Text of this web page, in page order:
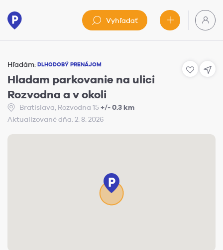
Vyhľadať
Hľadám: DLHODOBÝ PRENÁJOM
Hladam parkovanie na ulici
Rozvodna a v okoli
Bratislava, Rozvodna 15 +/- 0.3 km
Aktualizované dňa: 2. 8. 2026